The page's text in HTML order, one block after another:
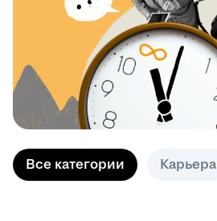
Все категории Карьера